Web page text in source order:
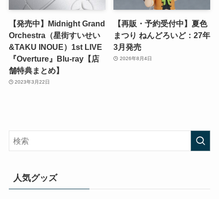
【発売中】Midnight Grand
Orchestra（星街すいせい
&TAKU INOUE）1st LIVE
『Overture』Blu-ray【店
舗特典まとめ】
2023年3月22日
【再販・予約受付中】夏色
まつり ねんどろいど：27年
3月発売
2026年8月4日
人気グッズ